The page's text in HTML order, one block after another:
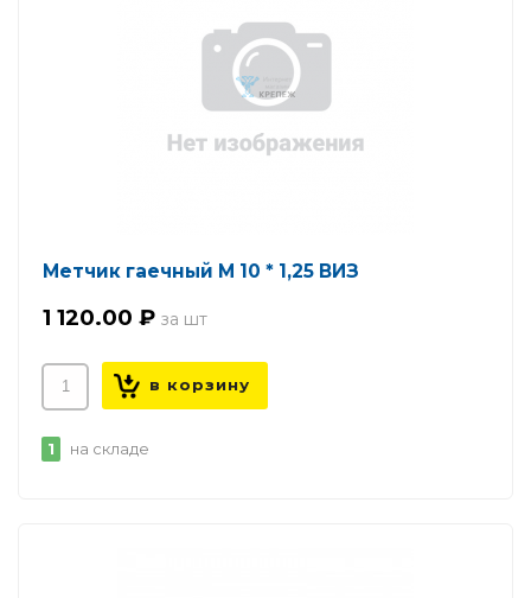
Метчик гаечный М 10 * 1,25 ВИЗ
1 120.00 ₽
1 на складе